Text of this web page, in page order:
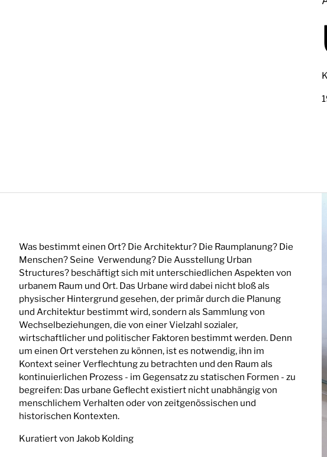
Was bestimmt einen Ort? Die Architektur? Die Raumplanung? Die
Menschen? Seine Verwendung? Die Ausstellung Urban
Structures? beschäftigt sich mit unterschiedlichen Aspekten von
urbanem Raum und Ort. Das Urbane wird dabei nicht bloß als
physischer Hintergrund gesehen, der primär durch die Planung
und Architektur bestimmt wird, sondern als Sammlung von
Wechselbeziehungen, die von einer Vielzahl sozialer,
wirtschaftlicher und politischer Faktoren bestimmt werden. Denn
um einen Ort verstehen zu können, ist es notwendig, ihn im
Kontext seiner Verflechtung zu betrachten und den Raum als
kontinuierlichen Prozess - im Gegensatz zu statischen Formen - zu
begreifen: Das urbane Geflecht existiert nicht unabhängig von
menschlichem Verhalten oder von zeitgenössischen und
historischen Kontexten.
Kuratiert von Jakob Kolding